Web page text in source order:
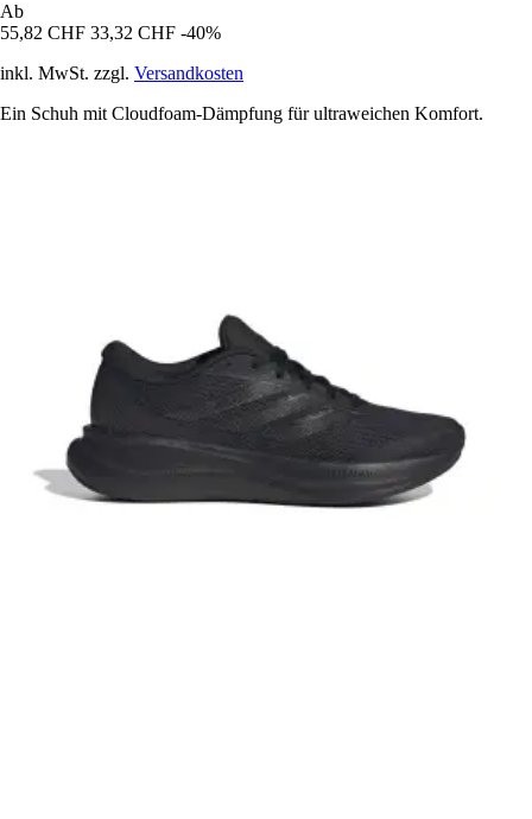
Ab
55,82 CHF 33,32 CHF -40%
inkl. MwSt. zzgl. Versandkosten
Ein Schuh mit Cloudfoam-Dämpfung für ultraweichen Komfort.